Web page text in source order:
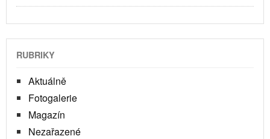
RUBRIKY
Aktuálně
Fotogalerie
Magazín
Nezařazené